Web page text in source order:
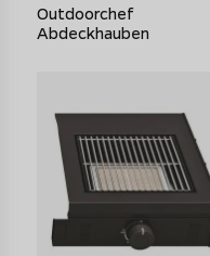
Outdoorchef
Abdeckhauben